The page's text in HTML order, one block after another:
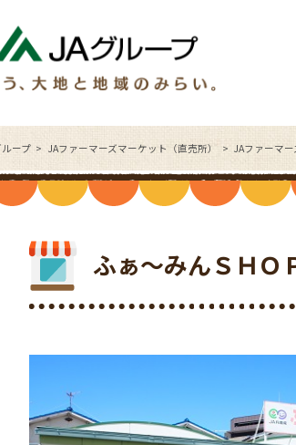
ループ JAファーマーズマーケット（直売所） JAファーマ
ふぁ～みんＳＨＯ